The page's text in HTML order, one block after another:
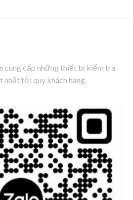
cung cấp những thiết bị kiểm tra
tới quý khách hàng.